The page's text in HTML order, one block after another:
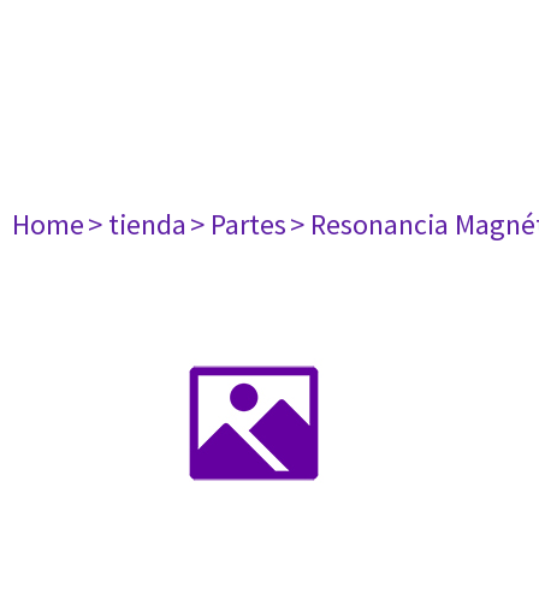
Home> tienda> Partes> Resonancia